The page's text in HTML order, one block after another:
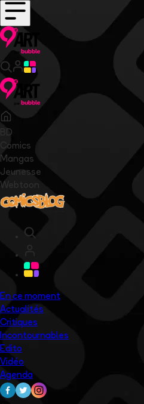
BD
Comics
Mangas
Jeunesse
Webtoon
En ce moment
Actualités
Critiques
Incontournables
Edito
Vidéo
Agenda